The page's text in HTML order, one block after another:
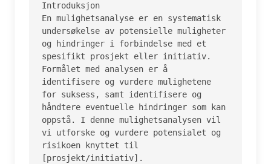
Introduksjon
En mulighetsanalyse er en systematisk
undersøkelse av potensielle muligheter
og hindringer i forbindelse med et
spesifikt prosjekt eller initiativ.
Formålet med analysen er å
identifisere og vurdere mulighetene
for suksess, samt identifisere og
håndtere eventuelle hindringer som kan
oppstå. I denne mulighetsanalysen vil
vi utforske og vurdere potensialet og
risikoen knyttet til
[prosjekt/initiativ].